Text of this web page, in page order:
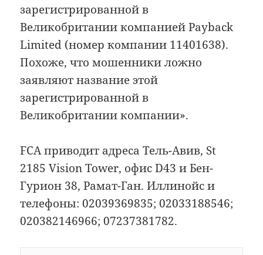
зарегистрированной в
Великобритании компанией Payback
Limited (номер компании 11401638).
Похоже, что мошенники ложно
заявляют название этой
зарегистрированной в
Великобритании компании».
FCA приводит адреса Тель-Авив, St
2185 Vision Tower, офис D43 и Бен-
Гурион 38, Рамат-Ган. Иллинойс и
телефоны: 02039369835; 02033188546;
020382146966; 07237381782.